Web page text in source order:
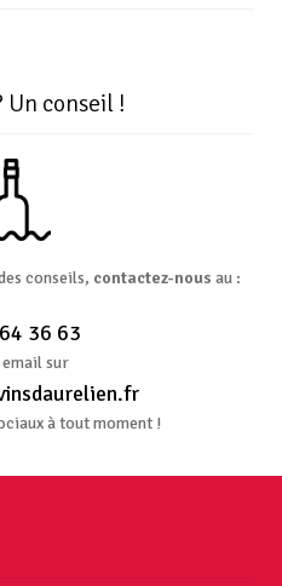
Un conseil !
conseils, contactez-nous au :
36 63
sur
à tout moment !